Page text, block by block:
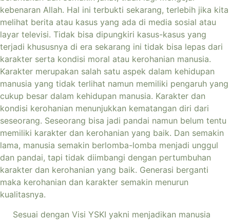
kebenaran Allah. Hal ini terbukti sekarang, terlebih jika kita
melihat berita atau kasus yang ada di media sosial atau
layar televisi. Tidak bisa dipungkiri kasus-kasus yang
terjadi khususnya di era sekarang ini tidak bisa lepas dari
karakter serta kondisi moral atau kerohanian manusia.
Karakter merupakan salah satu aspek dalam kehidupan
manusia yang tidak terlihat namun memiliki pengaruh yang
cukup besar dalam kehidupan manusia. Karakter dan
kondisi kerohanian menunjukkan kematangan diri dari
seseorang. Seseorang bisa jadi pandai namun belum tentu
memiliki karakter dan kerohanian yang baik. Dan semakin
lama, manusia semakin berlomba-lomba menjadi unggul
dan pandai, tapi tidak diimbangi dengan pertumbuhan
karakter dan kerohanian yang baik. Generasi berganti
maka kerohanian dan karakter semakin menurun
kualitasnya.
Sesuai dengan Visi YSKI yakni menjadikan manusia